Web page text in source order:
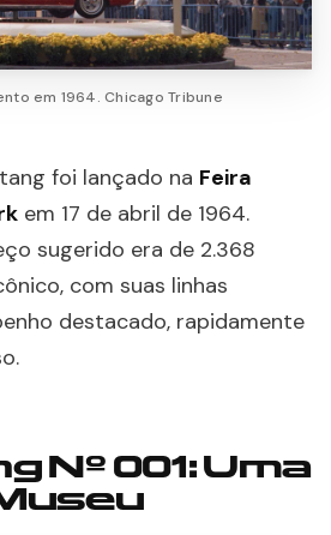
em 1964. Chicago Tribune
foi lançado na Feira
em 17 de abril de 1964.
sugerido era de 2.368
com suas linhas
destacado, rapidamente
Nº 001: Uma